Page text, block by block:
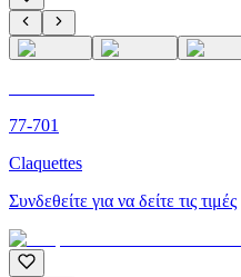
77-701
Claquettes
Συνδεθείτε για να δείτε τις τιμές